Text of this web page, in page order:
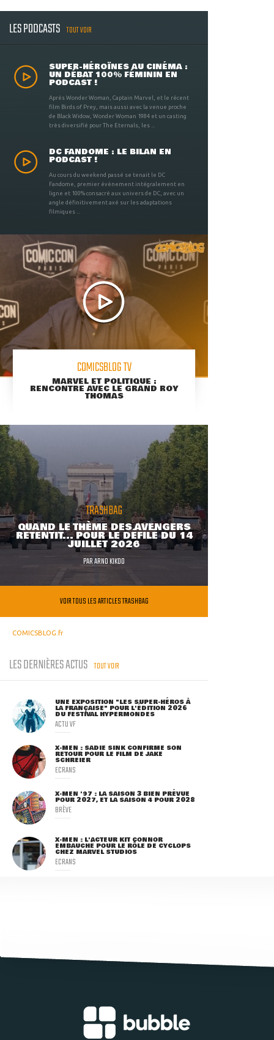
LES PODCASTS TOUT VOIR
SUPER-HÉROÏNES AU CINÉMA :
UN DÉBAT 100% FÉMININ EN
PODCAST !
Après Wonder Woman, Captain Marvel, et le récent
film Birds of Prey, mais aussi avec la venue proche
de Black Widow, Wonder Woman 1984 et un casting
très diversifié pour The Eternals, les ...
DC FANDOME : LE BILAN EN
PODCAST !
Au cours du weekend passé se tenait le DC
Fandome, premier évènement intégralement en
ligne et 100% consacré aux univers de DC, avec un
angle définitivement axé sur les adaptations
filmiques ...
COMICSBLOG TV
MARVEL ET POLITIQUE :
RENCONTRE AVEC LE GRAND ROY
THOMAS
TRASHBAG
QUAND LE THÈME DES AVENGERS
RETENTIT... POUR LE DÉFILÉ DU 14
JUILLET 2026
PARARNO KIKOO
VOIR TOUS LES ARTICLES TRASHBAG
COMICSBLOG.fr
LES DERNIÈRES ACTUS TOUT VOIR
UNE EXPOSITION "LES SUPER-HÉROS À
LA FRANÇAISE" POUR L'ÉDITION 2026
DU FESTIVAL HYPERMONDES
ACTU VF
X-MEN : SADIE SINK CONFIRME SON
RETOUR POUR LE FILM DE JAKE
SCHREIER
ECRANS
X-MEN '97 : LA SAISON 3 BIEN PRÉVUE
POUR 2027, ET LA SAISON 4 POUR 2028
BRÈVE
X-MEN : L'ACTEUR KIT CONNOR
EMBAUCHÉ POUR LE RÔLE DE CYCLOPS
CHEZ MARVEL STUDIOS
ECRANS